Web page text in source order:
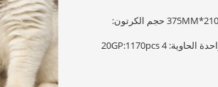
حجم الصندوق الداخلي: 210*210*375MM حجم الكرتون: